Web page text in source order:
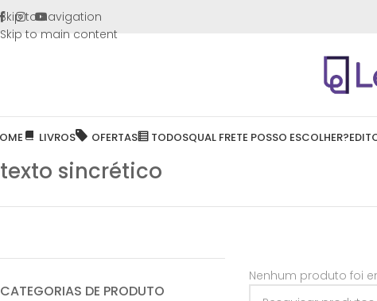
Skip to navigation
Skip to main content
LIVROS OFERTAS TODOSQUAL FRETE POSSO ESCOLHER?
texto sincrético
CATEGORIAS DE PRODUTO
Nenhum produto foi